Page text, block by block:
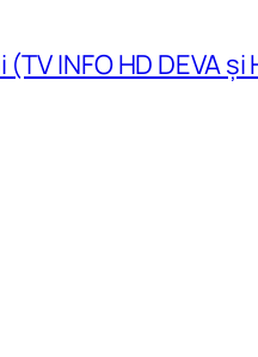
INFO HD DEVA și